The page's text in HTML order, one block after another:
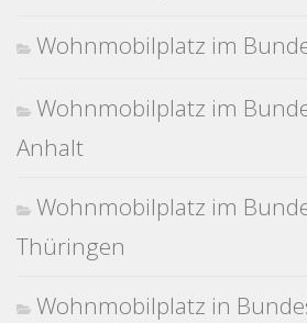
Wohnmobilplatz im
Wohnmobilplatz im
Anhalt
Wohnmobilplatz im
Thüringen
Wohnmobilplatz in